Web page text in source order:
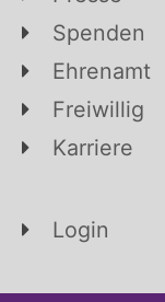
Spenden
Ehrenamt
Freiwillig
Karriere
Login